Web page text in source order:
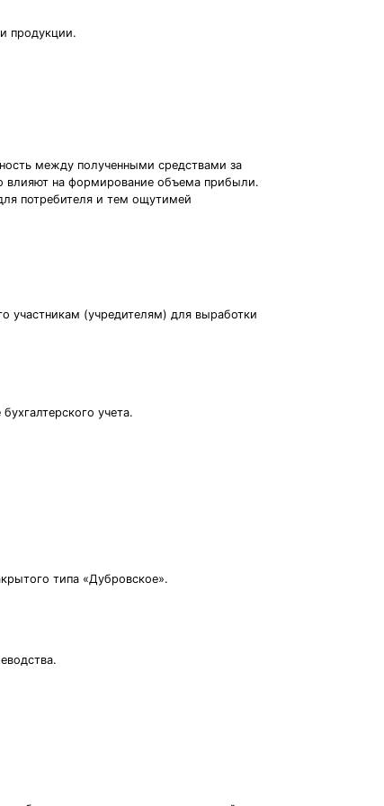
продукции.
между полученными средствами за
влияют на формирование объема прибыли.
потребителя и тем ощутимей
участникам (учредителям) для выработки
учета.
типа «Дубровское».